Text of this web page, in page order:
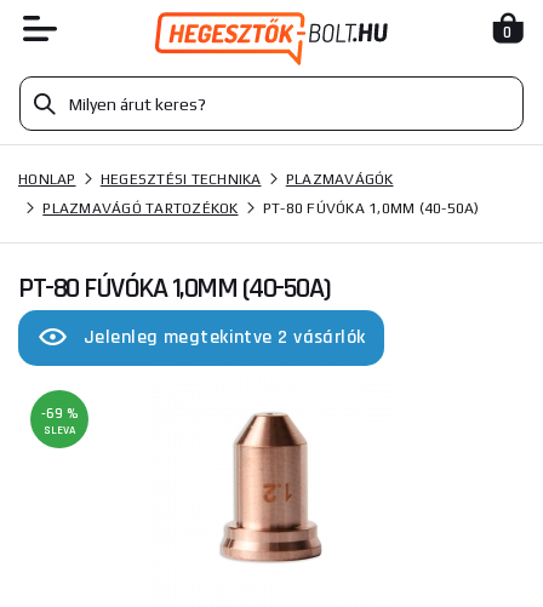
0
HONLAP HEGESZTÉSI TECHNIKA
PLAZMAVÁGÓK
PLAZMAVÁGÓ TARTOZÉKOK
PT-80 FÚVÓKA 1,0MM (40-50A)
PT-80 FÚVÓKA 1,0MM (40-50A)
Jelenleg megtekintve 2 vásárlók
-69 %
SLEVA